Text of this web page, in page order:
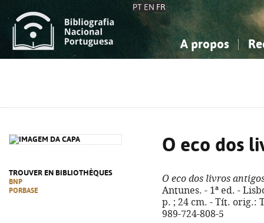
PT EN FR
A propos
TROUVER EN BIBLIOTHÈQUES
BNP
PORBASE
O eco dos
O eco dos livros
Antunes. - 1ª ed. -
p. ; 24 cm. - Tít. orig.:
989-724-808-5